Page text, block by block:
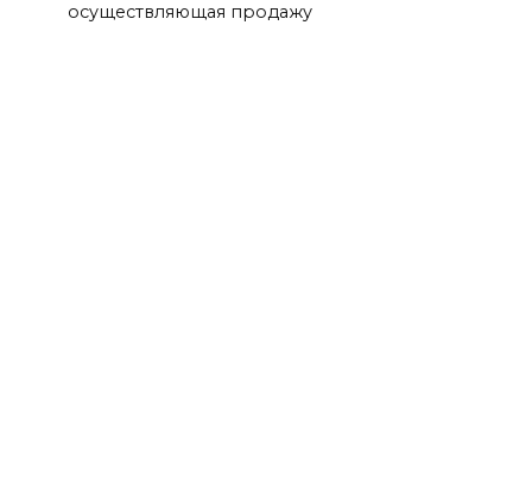
осуществляющая продажу